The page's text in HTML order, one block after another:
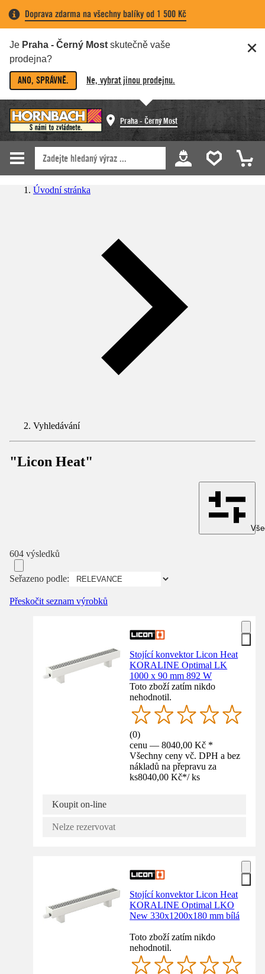
Doprava zdarma na všechny balíky od 1 500 Kč
Je Praha - Černý Most skutečně vaše
prodejna?
ANO, SPRÁVNĚ. Ne, vybrat jinou prodejnu.
Praha - Černý Most
Úvodní stránka
Vyhledávání
"Licon Heat"
604 výsledků
Seřazeno podle:
Přeskočit seznam výrobků
Stojící konvektor Licon Heat
KORALINE Optimal LK
1000 x 90 mm 892 W
Toto zboží zatím nikdo
nehodnotil.
(0)
cenu — 8040,00 Kč *
Všechny ceny vč. DPH a bez
nákladů na přepravu za
ks8040,00 Kč*/ ks
Koupit on-line
Nelze rezervovat
Stojící konvektor Licon Heat
KORALINE Optimal LKO
New 330x1200x180 mm bílá
Toto zboží zatím nikdo
nehodnotil.